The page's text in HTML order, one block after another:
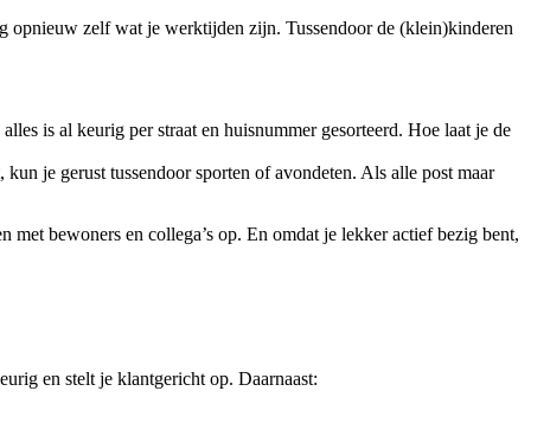
opnieuw zelf wat je werktijden zijn. Tussendoor de (klein)kinderen
is al keurig per straat en huisnummer gesorteerd. Hoe laat je de
je gerust tussendoor sporten of avondeten. Als alle post maar
bewoners en collega’s op. En omdat je lekker actief bezig bent,
en stelt je klantgericht op. Daarnaast: